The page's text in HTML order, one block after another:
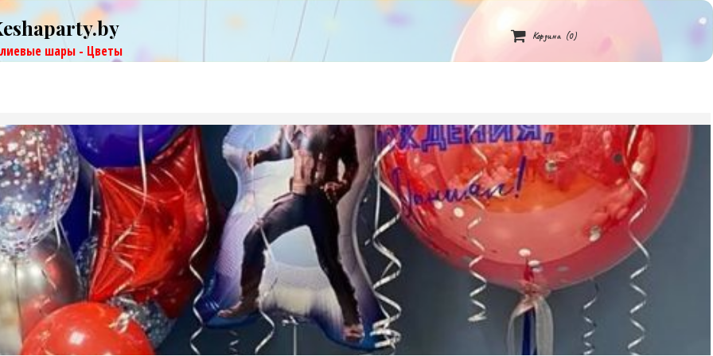
шары - Цветы
 Корзина (0)